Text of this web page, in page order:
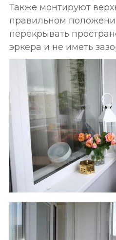
Также монтируют
правильном
перекрывать
эркера и не иметь